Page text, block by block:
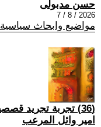
حسن مدبولى
2026 / 8 / 7
مواضيع وابحاث سياسية
(36) تجربة تجريد قصصية 1996
امير وائل المرعب